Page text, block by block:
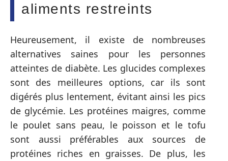
aliments restreints
Heureusement, il existe de nombreuses
alternatives saines pour les personnes
atteintes de diabète. Les glucides complexes
sont des meilleures options, car ils sont
digérés plus lentement, évitant ainsi les pics
de glycémie. Les protéines maigres, comme
le poulet sans peau, le poisson et le tofu
sont aussi préférables aux sources de
protéines riches en graisses. De plus, les